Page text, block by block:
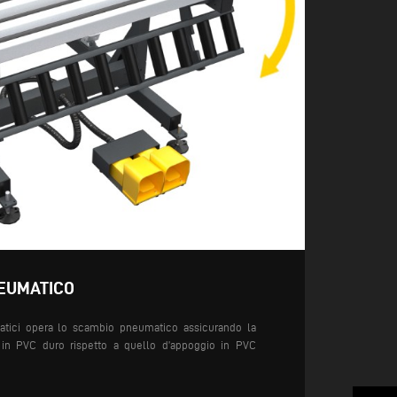
opera lo scambio pneumatico assicurando la
PVC duro rispetto a quello d’appoggio in PVC